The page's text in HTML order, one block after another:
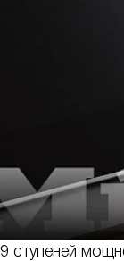
9 ступеней